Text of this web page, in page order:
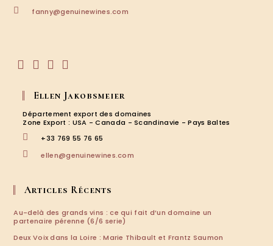
fanny@genuinewines.com
dans
un
nouvel
onglet
un
nouvel
onglet
un
nouvel
onglet
un
nouvel
onglet
Ellen Jakobsmeier
Département export des domaines
Zone Export : USA - Canada - Scandinavie - Pays Baltes
+33 769 55 76 65
ellen@genuinewines.com
Articles Récents
Au-delà des grands vins : ce qui fait d’un domaine un
partenaire pérenne (6/6 serie)
Deux Voix dans la Loire : Marie Thibault et Frantz Saumon